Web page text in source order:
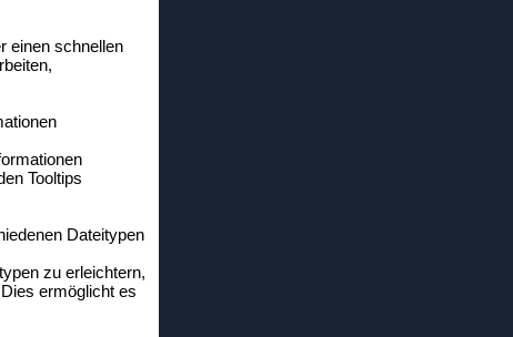
einen schnellen
Tooltips
Dateitypen
zu erleichtern,
ermöglicht es